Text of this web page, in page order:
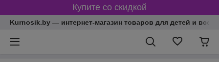
Купите со скидкой
Kurnosik.by — интернет-магазин товаров для детей и всей